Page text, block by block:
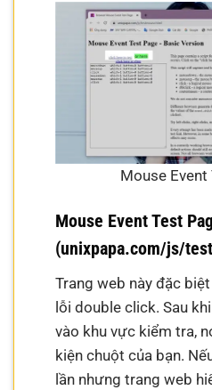
Mouse Event
Mouse Event Test
(unixpapa.com/js/
Trang web này đặc
lỗi double click. Sau
vào khu vực kiểm tra,
kiện chuột của bạn.
lần nhưng trang web